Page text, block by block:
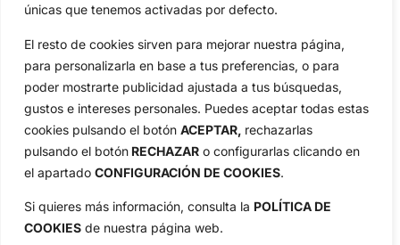
únicas que tenemos activadas por defecto.
El resto de cookies sirven para mejorar nuestra página,
para personalizarla en base a tus preferencias, o para
poder mostrarte publicidad ajustada a tus búsquedas,
gustos e intereses personales. Puedes aceptar todas estas
cookies pulsando el botón ACEPTAR, rechazarlas
pulsando el botón RECHAZAR o configurarlas clicando en
el apartado CONFIGURACIÓN DE COOKIES.
Si quieres más información, consulta la POLÍTICA DE
COOKIES de nuestra página web.
Especiales
De Interés
Compañía
Aviso Legal
Política de Privacidad
Política de Cookies
Publicidad
Newsletters